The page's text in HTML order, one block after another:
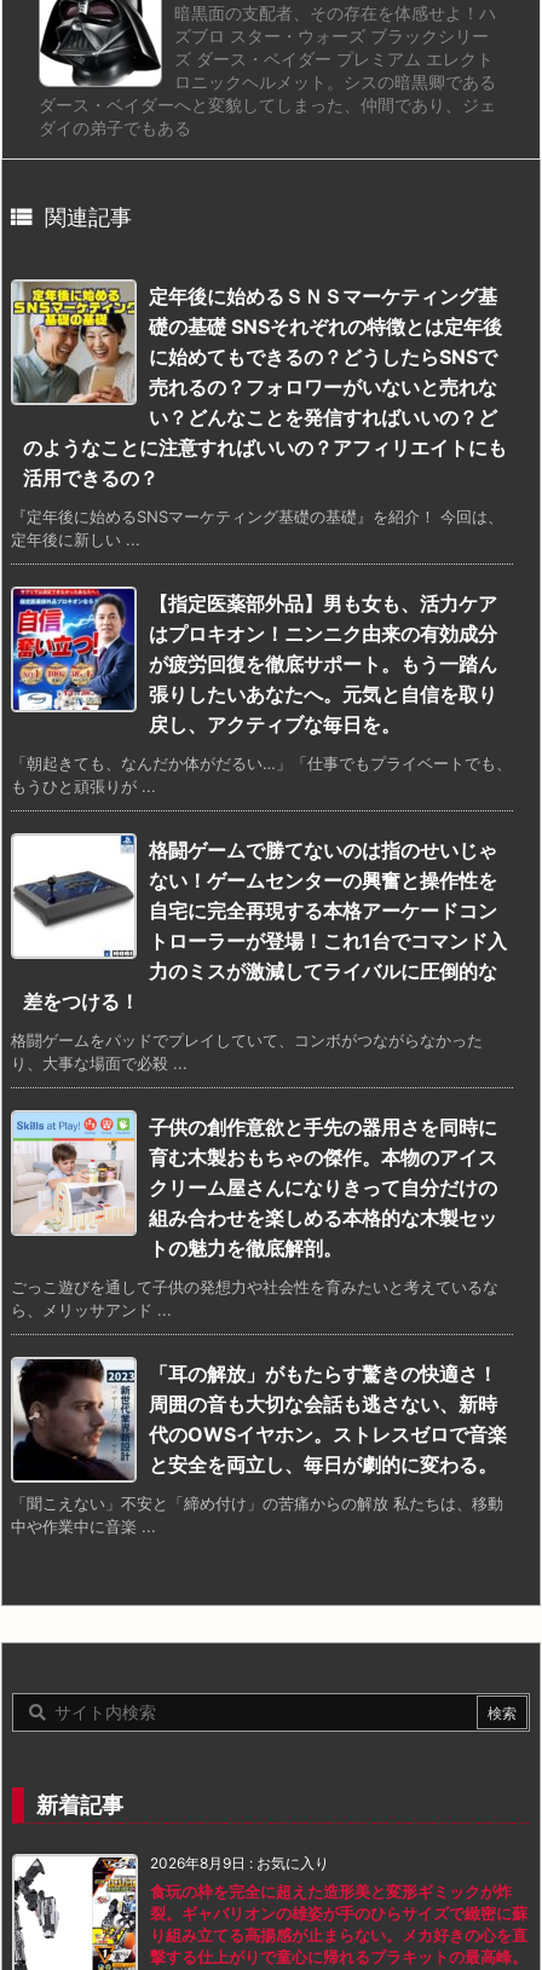
暗黒面の支配者、その存在を体感せよ！ハ
ズブロ スター・ウォーズ ブラックシリー
ズ ダース・ベイダー プレミアム エレクト
ロニックヘルメット。シスの暗黒卿である
ダース・ベイダーへと変貌してしまった、仲間であり、ジェ
ダイの弟子でもある
 関連記事
定年後に始めるＳＮＳマーケティング基
礎の基礎 SNSそれぞれの特徴とは定年後
に始めてもできるの？どうしたらSNSで
売れるの？フォロワーがいないと売れな
い？どんなことを発信すればいいの？ど
のようなことに注意すればいいの？アフィリエイトにも
活用できるの？
『定年後に始めるSNSマーケティング基礎の基礎』を紹介！ 今回は、
定年後に新しい ...
【指定医薬部外品】男も女も、活力ケア
はプロキオン！ニンニク由来の有効成分
が疲労回復を徹底サポート。もう一踏ん
張りしたいあなたへ。元気と自信を取り
戻し、アクティブな毎日を。
「朝起きても、なんだか体がだるい…」「仕事でもプライベートでも、
もうひと頑張りが ...
格闘ゲームで勝てないのは指のせいじゃ
ない！ゲームセンターの興奮と操作性を
自宅に完全再現する本格アーケードコン
トローラーが登場！これ1台でコマンド入
力のミスが激減してライバルに圧倒的な
差をつける！
格闘ゲームをパッドでプレイしていて、コンボがつながらなかった
り、大事な場面で必殺 ...
子供の創作意欲と手先の器用さを同時に
育む木製おもちゃの傑作。本物のアイス
クリーム屋さんになりきって自分だけの
組み合わせを楽しめる本格的な木製セッ
トの魅力を徹底解剖。
ごっこ遊びを通して子供の発想力や社会性を育みたいと考えているな
ら、メリッサアンド ...
「耳の解放」がもたらす驚きの快適さ！
周囲の音も大切な会話も逃さない、新時
代のOWSイヤホン。ストレスゼロで音楽
と安全を両立し、毎日が劇的に変わる。
「聞こえない」不安と「締め付け」の苦痛からの解放 私たちは、移動
中や作業中に音楽 ...
新着記事
2026年8月9日 : お気に入り
食玩の枠を完全に超えた造形美と変形ギミックが炸
裂。ギャバリオンの雄姿が手のひらサイズで緻密に蘇
り組み立てる高揚感が止まらない。メカ好きの心を直
撃する仕上がりで童心に帰れるプラキットの最高峰。